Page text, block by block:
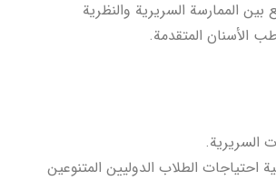
الممارسة السريرية والنظرية
الأسنان المتقدمة.
السريرية.
احتياجات الطلاب الدوليين المتنوعين